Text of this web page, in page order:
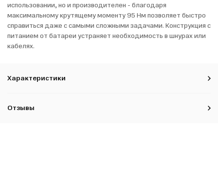
использовании, но и производителен - благодаря
максимальному крутящему моменту 95 Нм позволяет быстро
справиться даже с самыми сложными задачами. Конструкция с
питанием от батареи устраняет необходимость в шнурах или
кабелях.
Характеристики
Отзывы